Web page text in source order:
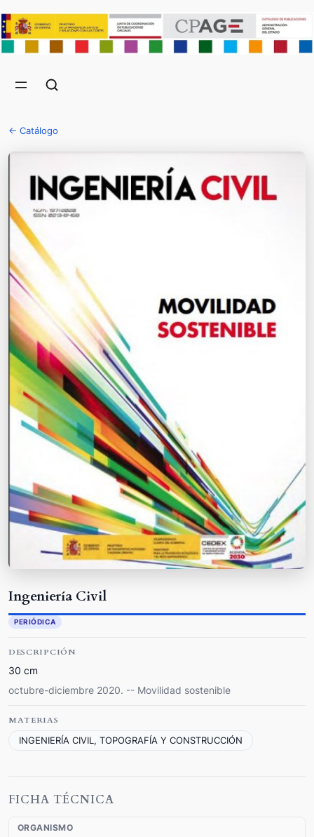
← Catálogo
Ingeniería Civil
PERIÓDICA
DESCRIPCIÓN
30 cm
octubre-diciembre 2020. -- Movilidad sostenible
MATERIAS
INGENIERÍA CIVIL, TOPOGRAFÍA Y CONSTRUCCIÓN
FICHA TÉCNICA
ORGANISMO